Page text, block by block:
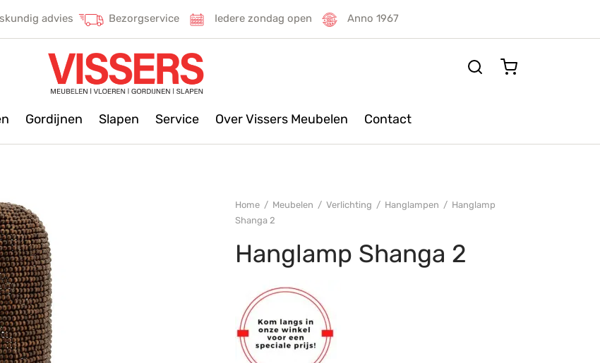
advies Bezorgservice Iedere zondag open Anno 1967
Gordijnen Slapen Service Over Vissers Meubelen Contact
Home / Meubelen / Verlichting / Hanglampen / Hanglamp
Shanga 2
Hanglamp Shanga 2